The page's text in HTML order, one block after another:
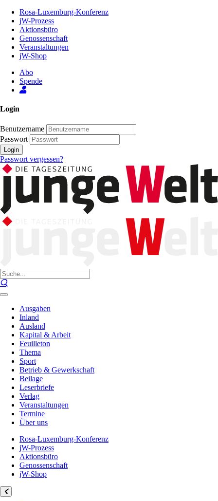
Inhalt
Seite
Rosa-Luxemburg-Konferenz
jW-Prozess
Aktionsbüro
Genossenschaft
Veranstaltungen
jW-Shop
Abo
Spende
Login
Benutzername
Passwort
Login
Passwort vergessen?
Ausgaben
Inland
Ausland
Kapital & Arbeit
Feuilleton
Thema
Sport
Betrieb & Gewerkschaft
Beilage
Leserbriefe
Verlag
Veranstaltungen
Termine
Über uns
Rosa-Luxemburg-Konferenz
jW-Prozess
Aktionsbüro
Genossenschaft
jW-Shop